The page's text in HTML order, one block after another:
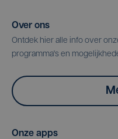
Over ons
Ontdek hier alle info over
programma's en
Onze apps